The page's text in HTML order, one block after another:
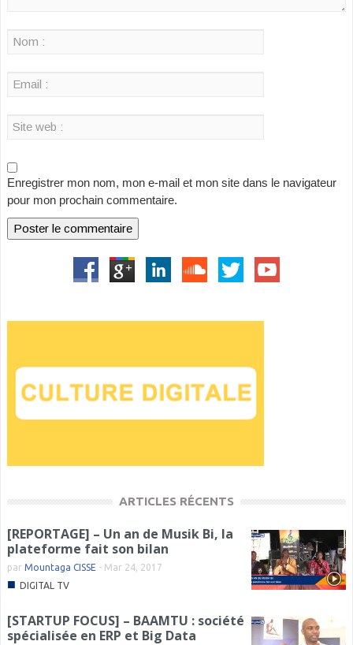
Enregistrer mon nom, mon e-mail et mon site dans le navigateur
pour mon prochain commentaire.
ARTICLES RÉCENTS
[REPORTAGE] – Un an de Musik Bi, la
plateforme fait son bilan
par Mountaga CISSE - Mar 24, 2017
■ DIGITAL TV
[STARTUP FOCUS] – BAAMTU : société
spécialisée en ERP et Big Data